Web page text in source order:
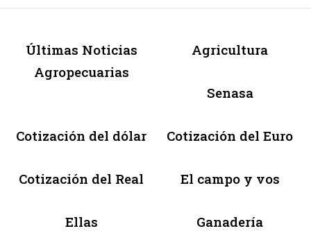
Últimas Noticias
Agropecuarias
Agricultura
Senasa
Cotización del dólar Cotización del Euro
Cotización del Real El campo y vos
Ellas Ganadería